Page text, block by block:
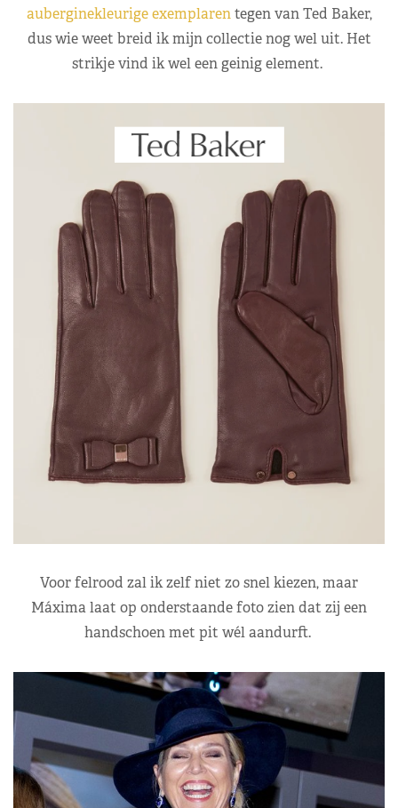
auberginekleurige exemplarentegen van Ted Baker,
dus wie weet breid ik mijn collectie nog wel uit. Het
strikje vind ik wel een geinig element.
Voor felrood zal ik zelf niet zo snel kiezen, maar
Máxima laat op onderstaande foto zien dat zij een
handschoen met pit wél aandurft.